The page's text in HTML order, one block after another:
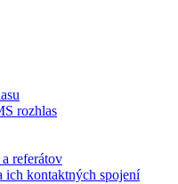
rozhlas
referátov
ich kontaktných spojení